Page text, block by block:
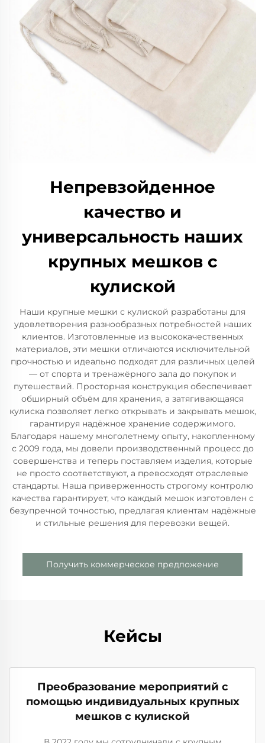
Непревзойденное
качество и
универсальность наших
крупных мешков с
кулиской
Наши крупные мешки с кулиской разработаны для
удовлетворения разнообразных потребностей наших
клиентов. Изготовленные из высококачественных
материалов, эти мешки отличаются исключительной
прочностью и идеально подходят для различных целей
— от спорта и тренажёрного зала до покупок и
путешествий. Просторная конструкция обеспечивает
обширный объём для хранения, а затягивающаяся
кулиска позволяет легко открывать и закрывать мешок,
гарантируя надёжное хранение содержимого.
Благодаря нашему многолетнему опыту, накопленному
с 2009 года, мы довели производственный процесс до
совершенства и теперь поставляем изделия, которые
не просто соответствуют, а превосходят отраслевые
стандарты. Наша приверженность строгому контролю
качества гарантирует, что каждый мешок изготовлен с
безупречной точностью, предлагая клиентам надёжные
и стильные решения для перевозки вещей.
Получить коммерческое предложение
Кейсы
Преобразование мероприятий с
помощью индивидуальных крупных
мешков с кулиской